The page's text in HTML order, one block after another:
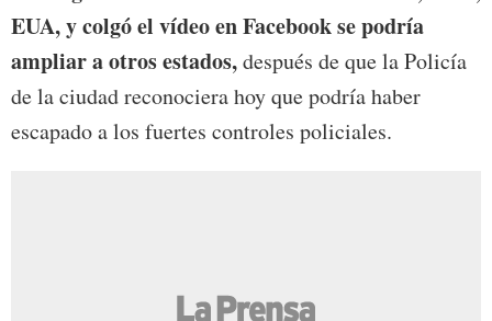
EUA, y colgó el vídeo en Facebook se podría
ampliar a otros estados,después de que la Policía
de la ciudad reconociera hoy que podría haber
escapado a los fuertes controles policiales.